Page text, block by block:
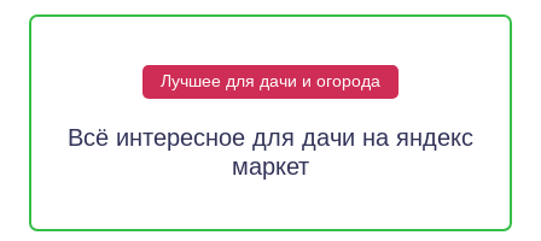
Лучшее для дачи и огорода
Всё интересное для дачи на яндекс
маркет